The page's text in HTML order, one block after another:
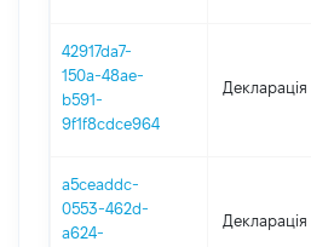
42917da7-
150a-48ae-
b591-
9f1f8cdce964
Декларація
a5ceaddc-
0553-462d-
a624-
Декларація